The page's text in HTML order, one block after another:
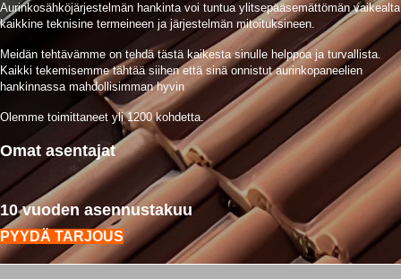
Aurinkosähköjärjestelmän hankinta voi tuntua ylitsepääsemättömän vaikealta
kaikkine teknisine termeineen ja järjestelmän mitoituksineen.
Meidän tehtävämme on tehdä tästä kaikesta sinulle helppoa ja turvallista.
Kaikki tekemisemme tähtää siihen että sinä onnistut aurinkopaneelien
hankinnassa mahdollisimman hyvin
Olemme toimittaneet yli 1200 kohdetta.
Omat asentajat
10 vuoden asennustakuu
PYYDÄ TARJOUS